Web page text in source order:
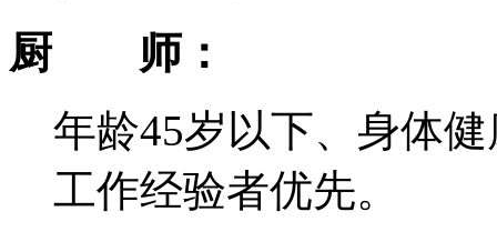
厨
师：
年龄45岁以下、身体
工作经验者优先。